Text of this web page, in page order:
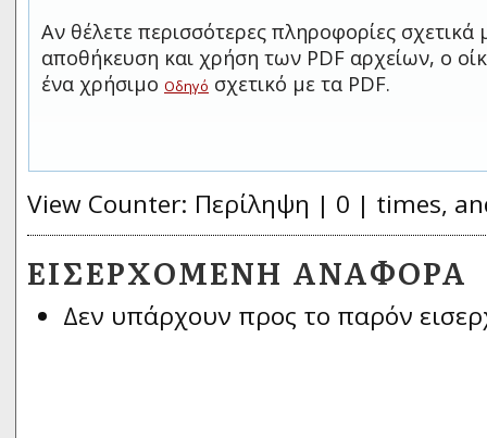
Αν θέλετε περισσότερες πληροφορίες
αποθήκευση και χρήση των PDF αρχείων, ο
ένα χρήσιμο Οδηγό σχετικό με τα PDF.
View Counter: Περίληψη | 0 | times,
ΕΙΣΕΡΧΌΜΕΝΗ ΑΝΑΦΟΡΆ
Δεν υπάρχουν προς το παρόν